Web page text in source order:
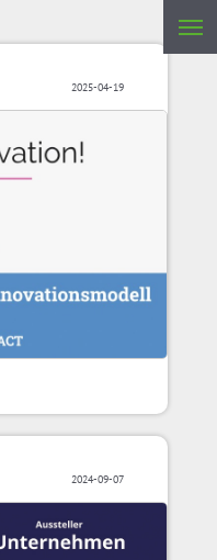
2025-04-19
2024-09-07